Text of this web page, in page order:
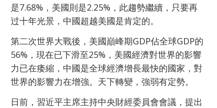
是7.68%，美國則是2.25%，此趨勢繼續，只要再
过十年光景，中國超越美國是肯定的。
第二次世界大戰後，美國巔峰期GDP佔全球GDP的
56%，現在已下滑至25%，美國經濟對世界的影響
力已在痿縮，中國是全球經濟增長最快的國家，對
世界的影響力在增強。天下轉變，強弱有定勢。
日前，習近平主席主持中央財經委員會會議，提出